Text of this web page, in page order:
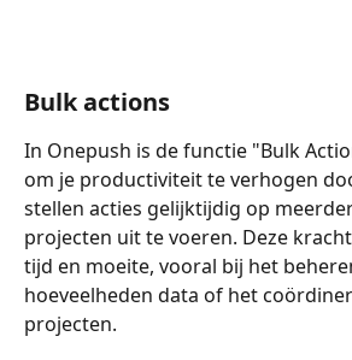
Bulk actions
In Onepush is de functie "Bulk
om je productiviteit te verhogen
stellen acties gelijktijdig op
projecten uit te voeren. Deze
tijd en moeite, vooral bij het
hoeveelheden data of het
projecten.